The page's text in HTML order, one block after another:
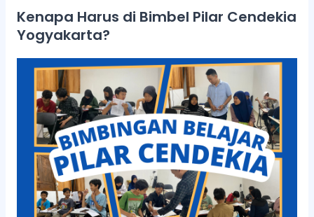
Kenapa Harus di Bimbel Pilar Cendekia
Yogyakarta?